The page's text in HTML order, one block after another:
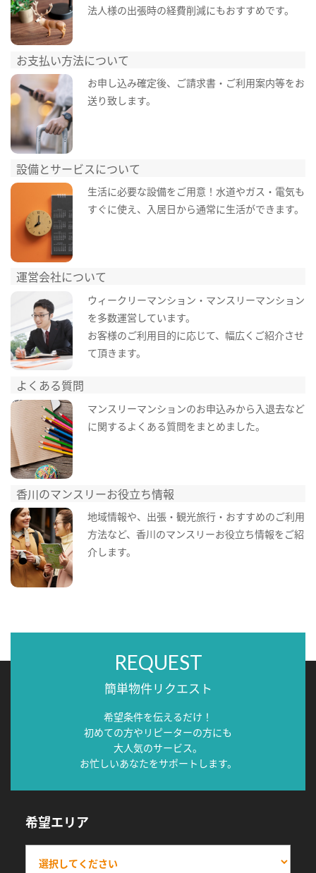
法人様の出張時の経費削減にもおすすめです。
お支払い方法について
お申し込み確定後、ご請求書・ご利用案内等をお
送り致します。
設備とサービスについて
生活に必要な設備をご用意！水道やガス・電気も
すぐに使え、入居日から通常に生活ができます。
運営会社について
ウィークリーマンション・マンスリーマンション
を多数運営しています。
お客様のご利用目的に応じて、幅広くご紹介させ
て頂きます。
よくある質問
マンスリーマンションのお申込みから入退去など
に関するよくある質問をまとめました。
香川のマンスリーお役立ち情報
地域情報や、出張・観光旅行・おすすめのご利用
方法など、香川のマンスリーお役立ち情報をご紹
介します。
REQUEST
簡単物件リクエスト
希望条件を伝えるだけ！
初めての方やリピーターの方にも
大人気のサービス。
お忙しいあなたをサポートします。
希望エリア